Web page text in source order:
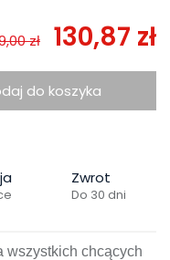
zł 130,87 zł
do koszyka
Zwrot
Do 30 dni
wszystkich chcących